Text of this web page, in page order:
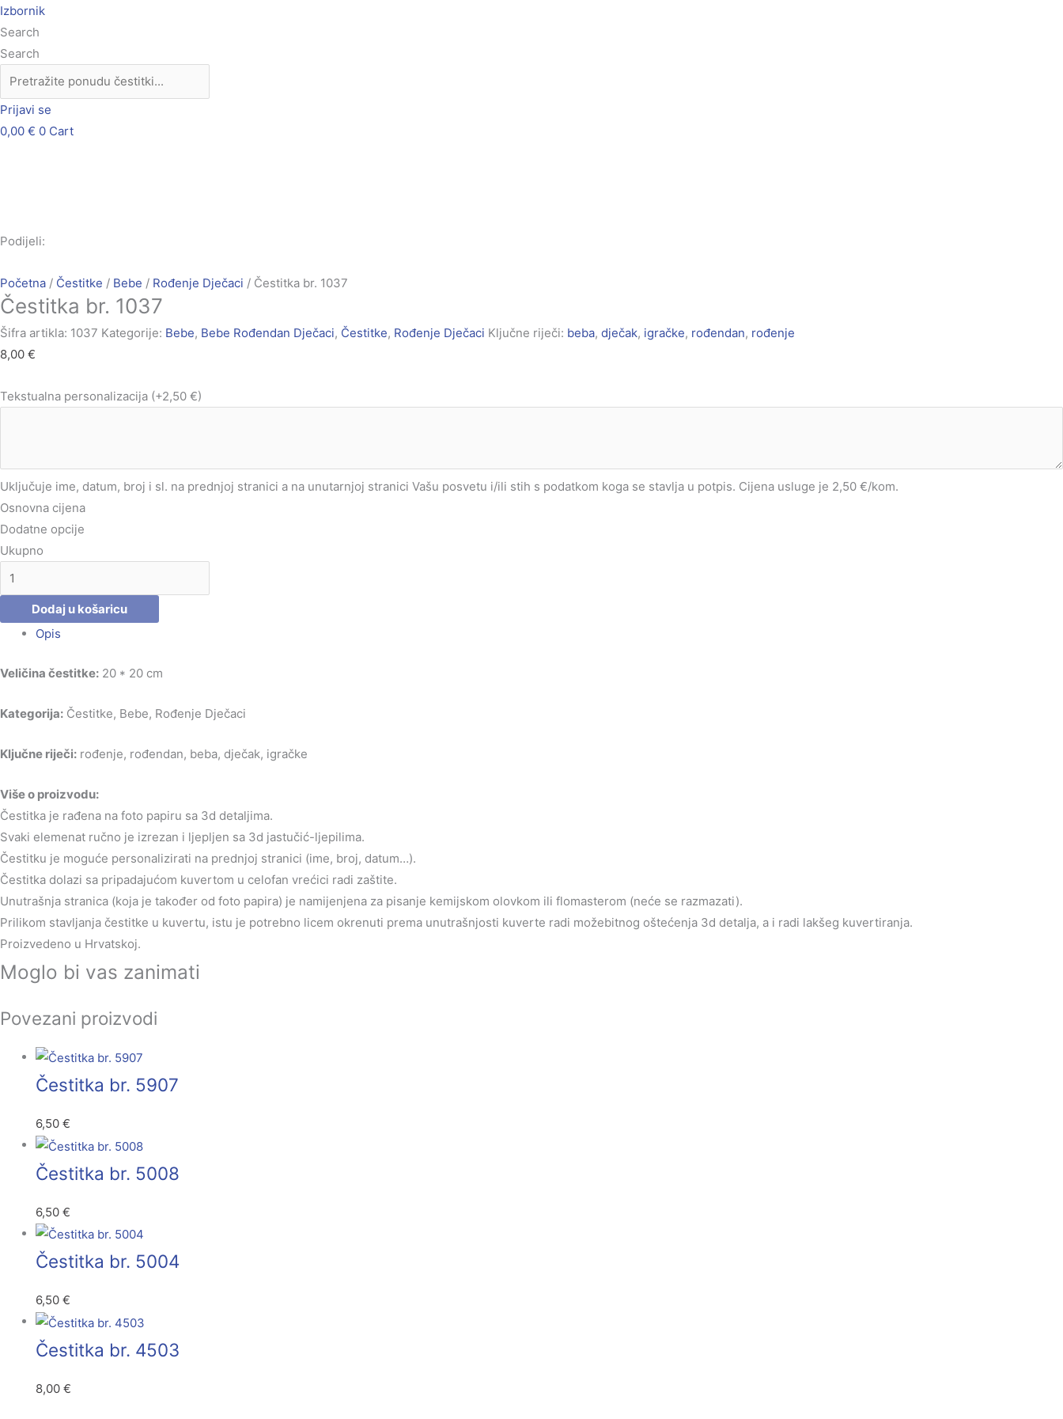
Skip
to
content
Izbornik
Search
Search
Prijavi se
0,00 € 0 Cart
Podijeli:
Početna / Čestitke / Bebe / Rođenje Dječaci / Čestitka br. 1037
Čestitka br. 1037
Šifra artikla: 1037 Kategorije: Bebe, Bebe Rođendan Dječaci, Čestitke, Rođenje Dječaci Ključne riječi: beba, dječak, igračke, rođendan, rođenje
8,00 €
Tekstualna personalizacija (+2,50 €)
Uključuje ime, datum, broj i sl. na prednjoj stranici a na unutarnjoj stranici Vašu posvetu i/ili stih s podatkom koga se stavlja u potpis. Cijena usluge je 2,50 €/kom.
Osnovna cijena
Dodatne opcije
Ukupno
Čestitka
br.
1037
količina
Dodaj u košaricu
Opis
Veličina čestitke: 20 * 20 cm
Kategorija: Čestitke, Bebe, Rođenje Dječaci
Ključne riječi: rođenje, rođendan, beba, dječak, igračke
Više o proizvodu:
Čestitka je rađena na foto papiru sa 3d detaljima.
Svaki elemenat ručno je izrezan i ljepljen sa 3d jastučić-ljepilima.
Čestitku je moguće personalizirati na prednjoj stranici (ime, broj, datum…).
Čestitka dolazi sa pripadajućom kuvertom u celofan vrećici radi zaštite.
Unutrašnja stranica (koja je također od foto papira) je namijenjena za pisanje kemijskom olovkom ili flomasterom (neće se razmazati).
Prilikom stavljanja čestitke u kuvertu, istu je potrebno licem okrenuti prema unutrašnjosti kuverte radi možebitnog oštećenja 3d detalja, a i radi lakšeg kuvertiranja.
Proizvedeno u Hrvatskoj.
Moglo bi vas zanimati
Povezani proizvodi
Čestitka br. 5907
6,50 €
Čestitka br. 5008
6,50 €
Čestitka br. 5004
6,50 €
Čestitka br. 4503
8,00 €